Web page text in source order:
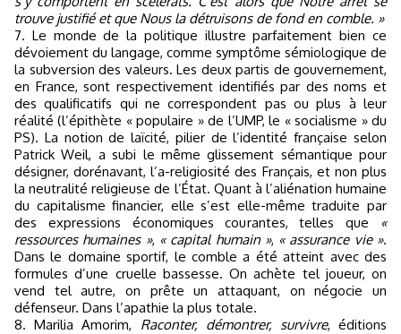
trouve justifié et que Nous la détruisons de fond en comble. »
7. Le monde de la politique illustre parfaitement bien ce
dévoiement du langage, comme symptôme sémiologique de
la subversion des valeurs. Les deux partis de gouvernement,
en France, sont respectivement identifiés par des noms et
des qualificatifs qui ne correspondent pas ou plus à leur
réalité (l’épithète « populaire » de l’UMP, le « socialisme » du
PS). La notion de laïcité, pilier de l’identité française selon
Patrick Weil, a subi le même glissement sémantique pour
désigner, dorénavant, l’a-religiosité des Français, et non plus
la neutralité religieuse de l’État. Quant à l’aliénation humaine
du capitalisme financier, elle s’est elle-même traduite par
des expressions économiques courantes, telles que
«
ressources humaines », « capital humain », « assurance vie ».
Dans le domaine sportif, le comble a été atteint avec des
formules d’une cruelle bassesse. On achète tel joueur, on
vend tel autre, on prête un attaquant, on négocie un
défenseur. Dans l’apathie la plus totale.
8. Marilia Amorim, Raconter, démontrer, survivre, éditions